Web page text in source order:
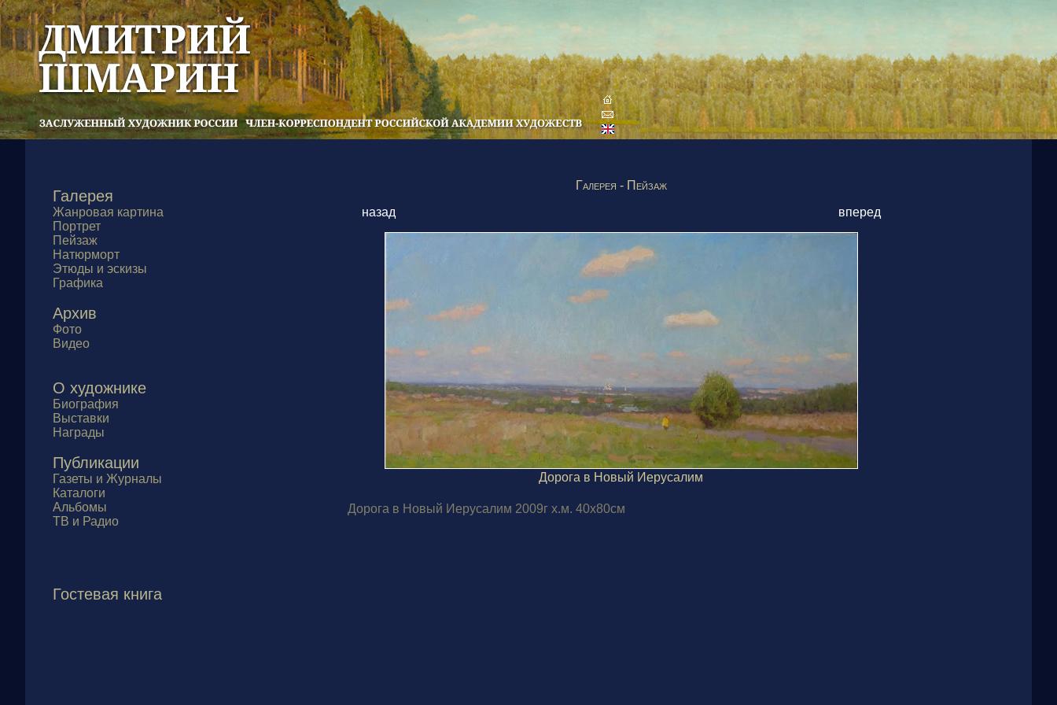
Галерея
Жанровая картина
Портрет
Пейзаж
Натюрморт
Этюды и эскизы
Графика
Архив
Фото
Видео
О художнике
Биография
Выставки
Награды
Публикации
Газеты и Журналы
Каталоги
Альбомы
ТВ и Радио
Гостевая книга
Галерея - Пейзаж
назад
вперед
Дорога в Новый Иерусалим
Дорога в Новый Иерусалим 2009г х.м. 40х80см